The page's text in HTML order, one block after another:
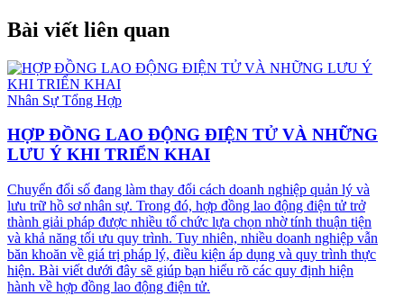
Bài viết liên quan
Nhân Sự Tổng Hợp
HỢP ĐỒNG LAO ĐỘNG ĐIỆN TỬ VÀ NHỮNG
LƯU Ý KHI TRIỂN KHAI
Chuyển đổi số đang làm thay đổi cách doanh nghiệp quản lý và
lưu trữ hồ sơ nhân sự. Trong đó, hợp đồng lao động điện tử trở
thành giải pháp được nhiều tổ chức lựa chọn nhờ tính thuận tiện
và khả năng tối ưu quy trình. Tuy nhiên, nhiều doanh nghiệp vẫn
băn khoăn về giá trị pháp lý, điều kiện áp dụng và quy trình thực
hiện. Bài viết dưới đây sẽ giúp bạn hiểu rõ các quy định hiện
hành về hợp đồng lao động điện tử.